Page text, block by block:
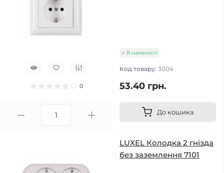
0
В наявності
Код товару: 3004
53.40 грн.
До кошика
LUXEL Колодка 2 гнізда
без заземлення 7101